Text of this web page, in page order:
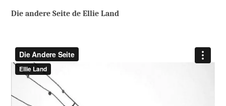
Die andere Seite de Ellie Land